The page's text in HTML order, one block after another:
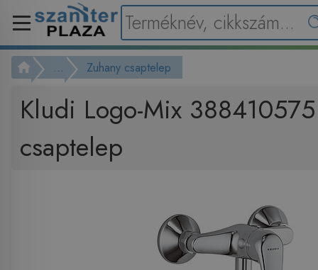
... Zuhany csaptelep
Kludi Logo-Mix
csaptelep